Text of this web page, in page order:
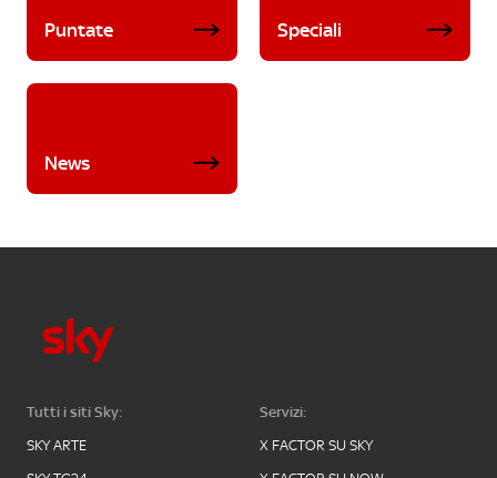
Puntate Speciali
News
Tutti i siti Sky:
SKY ARTE
Servizi:
X FACTOR SU SKY